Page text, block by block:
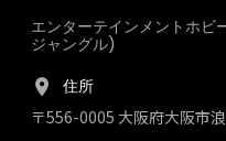
エンターテインメントホ
ジャングル)
住所
〒556-0005 大阪府大阪市